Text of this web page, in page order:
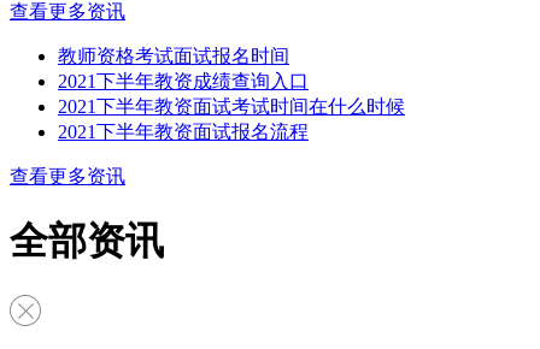
查看更多资讯
教师资格考试面试报名时间
2021下半年教资成绩查询入口
2021下半年教资面试考试时间在什么时候
2021下半年教资面试报名流程
查看更多资讯
全部资讯